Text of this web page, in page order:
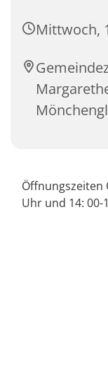
Mittwoch,
Öffnungszeiten
Uhr und 14: 00-